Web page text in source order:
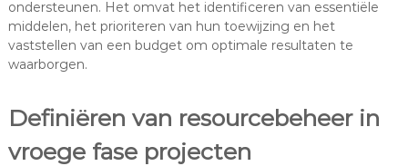
ondersteunen. Het omvat het identificeren van essentiële
middelen, het prioriteren van hun toewijzing en het
vaststellen van een budget om optimale resultaten te
waarborgen.
Definiëren van resourcebeheer in
vroege fase projecten